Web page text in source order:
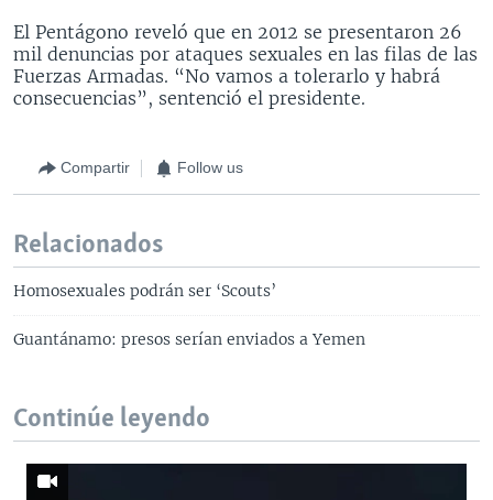
El Pentágono reveló que en 2012 se presentaron 26
mil denuncias por ataques sexuales en las filas de las
Fuerzas Armadas. “No vamos a tolerarlo y habrá
consecuencias”, sentenció el presidente.
Compartir Follow us
Relacionados
Homosexuales podrán ser ‘Scouts’
Guantánamo: presos serían enviados a Yemen
Continúe leyendo